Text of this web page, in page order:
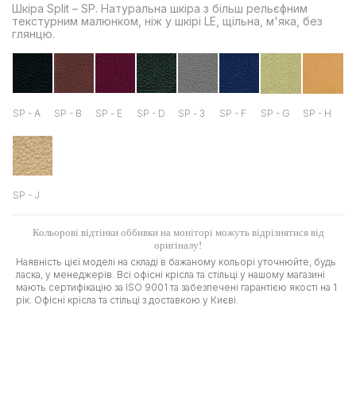
Шкіра Split – SP. Натуральна шкіра з більш рельєфним
текстурним малюнком, ніж у шкірі LE, щільна, м'яка, без
глянцю.
SP - A SP - B SP - Е SP - D SP - З SP - F SP - G SP - H
SP - J
Кольорові відтінки оббивки на моніторі можуть відрізнятися від
оригіналу!
Наявність цієї моделі на складі в бажаному кольорі уточнюйте, будь
ласка, у менеджерів. Всі офісні крісла та стільці у нашому магазині
мають сертифікацію за ISO 9001 та забезпечені гарантією якості на 1
рік. Офісні крісла та стільці з доставкою у Києві.